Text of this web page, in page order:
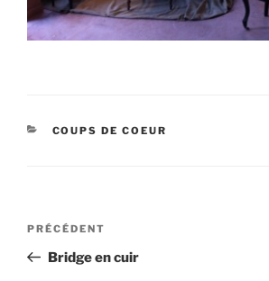
CATÉGORIES
COUPS DE COEUR
Navigation
l’article
Article
précédent
PRÉCÉDENT
Bridge en cuir